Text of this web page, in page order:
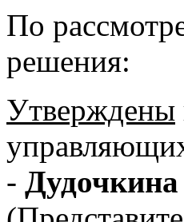
По
решения:
Утверждены
-